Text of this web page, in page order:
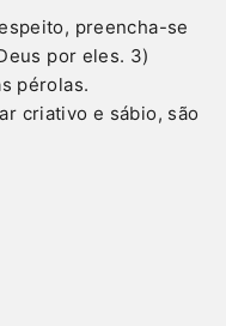
preencha-se
por eles. 3)
pérolas.
criativo e sábio, são